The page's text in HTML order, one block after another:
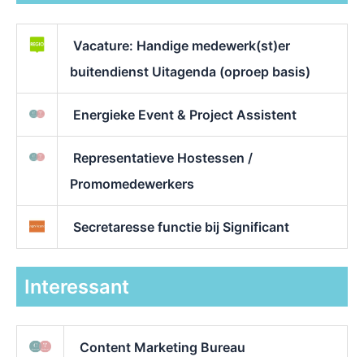
Vacature: Handige medewerk(st)er
buitendienst Uitagenda (oproep basis)
Energieke Event & Project Assistent
Representatieve Hostessen /
Promomedewerkers
Secretaresse functie bij Significant
Interessant
Content Marketing Bureau